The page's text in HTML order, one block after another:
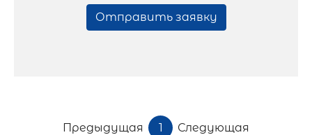
Отправить заявку
Предыдущая 1 Следующая